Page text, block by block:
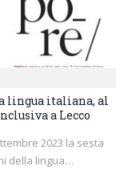
lingua italiana, al
a Lecco
2023 la sesta
della lingua…